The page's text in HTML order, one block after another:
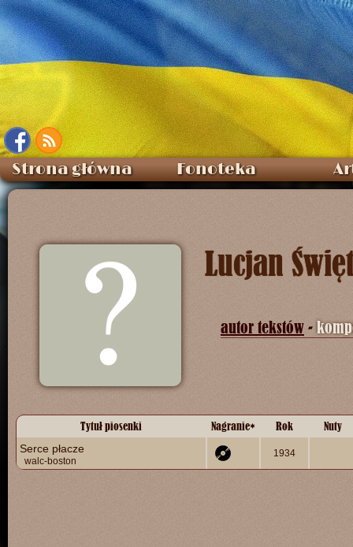
Strona główna Fonoteka
Lucjan
autor tekstów -
Tytuł piosenki Nagranie* Rok Nuty
Serce płacze
walc-boston
1934